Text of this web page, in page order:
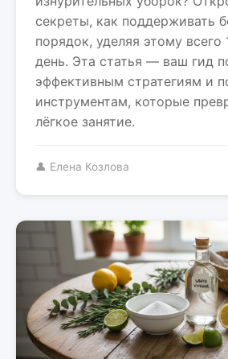
секреты, как поддерживать
порядок, уделяя этому всего
день. Эта статья — ваш гид
эффективным стратегиям и
инструментам, которые
лёгкое занятие.
👤 Елена Козлова